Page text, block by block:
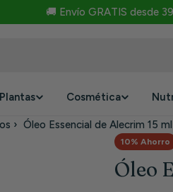
🚚 Envío GRATIS desde
Plantas Cosmética
› Óleo Essencial de Alecrim 15
10% Ahorro
Óleo